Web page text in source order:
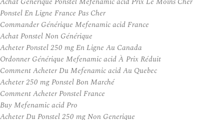
Ponstel En Ligne France Pas Cher
Commander Générique Mefenamic acid France
Achat Ponstel Non Générique
Acheter Ponstel 250 mg En Ligne Au Canada
Ordonner Générique Mefenamic acid À Prix Réduit
Comment Acheter Du Mefenamic acid Au Quebec
Acheter 250 mg Ponstel Bon Marché
Comment Acheter Ponstel France
Buy Mefenamic acid Pro
Acheter Du Ponstel 250 mg Non Generique